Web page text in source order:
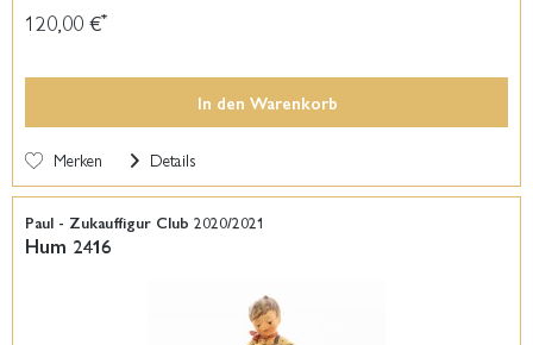
120,00 €*
In den Warenkorb
Merken Details
Paul - Zukauffigur Club 2020/2021
Hum 2416